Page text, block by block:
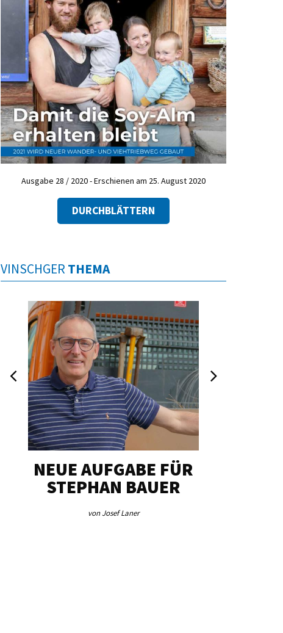
Ausgabe 28 / 2020 - Erschienen am 25. August 2020
DURCHBLÄTTERN
VINSCHGER THEMA
NEUE AUFGABE FÜR
STEPHAN BAUER
von Josef Laner